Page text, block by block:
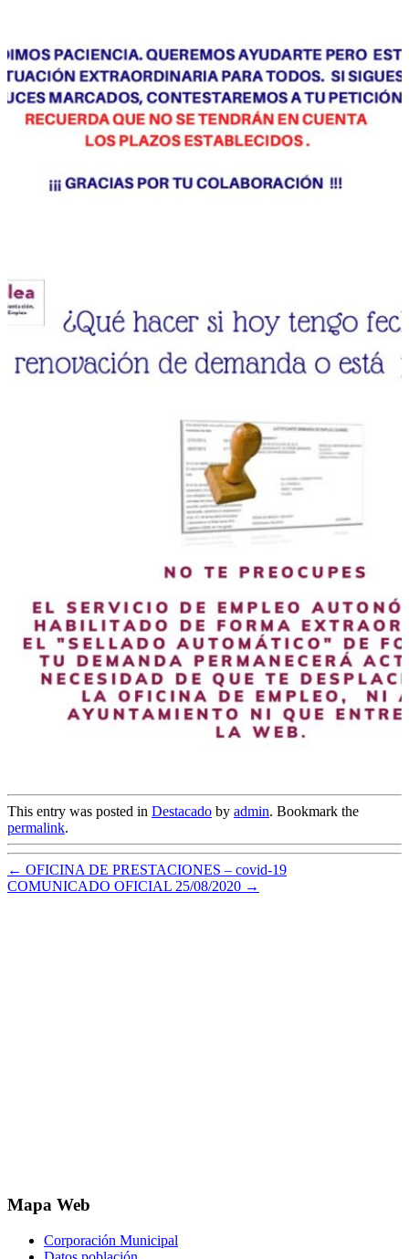
This entry was posted in Destacado by admin. Bookmark the
permalink.
← OFICINA DE PRESTACIONES – covid-19
COMUNICADO OFICIAL 25/08/2020 →
Mapa Web
Corporación Municipal